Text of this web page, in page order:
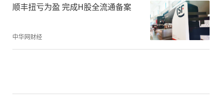
顺丰扭亏为盈 完成H股全流通备案
中华网财经